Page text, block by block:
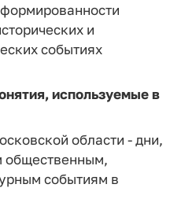
и
событиях
используемые в
области - дни,
событиям в